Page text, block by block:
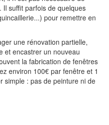
suffit parfois de quelques
pour remettre en
une rénovation partielle,
et encastrer un nouveau
la fabrication de fenêtres
environ 100€ par fenêtre et 1
simple : pas de peinture ni de